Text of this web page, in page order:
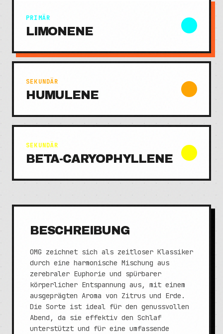
PRIMÄR
LIMONENE
SEKUNDÄR
HUMULENE
SEKUNDÄR
BETA-CARYOPHYLLENE
BESCHREIBUNG
OMG zeichnet sich als zeitloser Klassiker
durch eine harmonische Mischung aus
zerebraler Euphorie und spürbarer
körperlicher Entspannung aus, mit einem
ausgeprägten Aroma von Zitrus und Erde.
Die Sorte ist ideal für den genussvollen
Abend, da sie effektiv den Schlaf
unterstützt und für eine umfassende